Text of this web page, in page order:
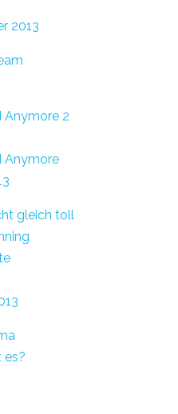
2013
Anymore 2
Anymore
gleich toll
es?